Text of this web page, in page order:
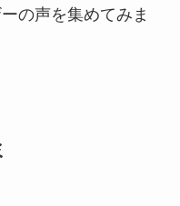
の声を集めてみま